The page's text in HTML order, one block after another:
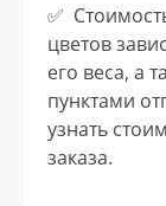
✅️
цветов
его веса, а
пунктами
узнать
заказа.